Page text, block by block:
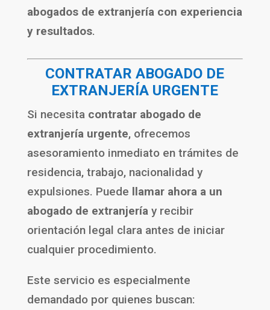
abogados de extranjería con experiencia
y resultados.
CONTRATAR ABOGADO DE
EXTRANJERÍA URGENTE
Si necesita contratar abogado de
extranjería urgente, ofrecemos
asesoramiento inmediato en trámites de
residencia, trabajo, nacionalidad y
expulsiones. Puede llamar ahora a un
abogado de extranjeríay recibir
orientación legal clara antes de iniciar
cualquier procedimiento.
Este servicio es especialmente
demandado por quienes buscan: